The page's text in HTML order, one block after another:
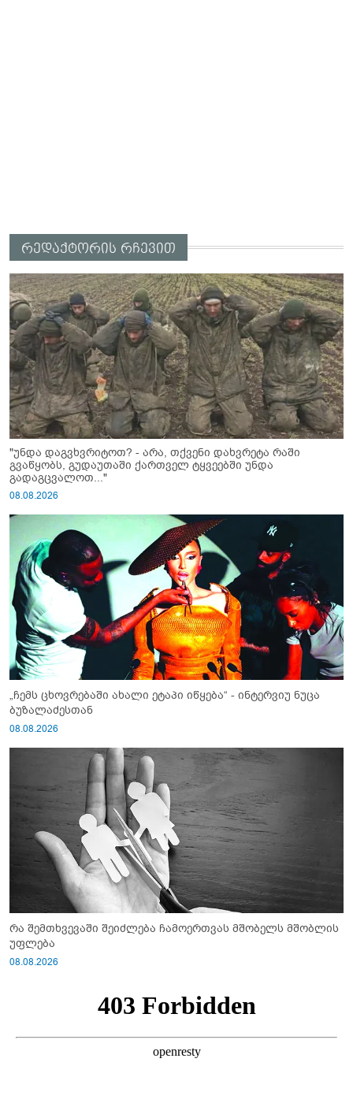
რედაქტორის რჩევით
"უნდა დაგვხვრიტოთ? - არა, თქვენი დახვრეტა რაში
გვაწყობს, გუდაუთაში ქართველ ტყვეებში უნდა
გადაგცვალოთ..."
08.08.2026
„ჩემს ცხოვრებაში ახალი ეტაპი იწყება“ - ინტერვიუ ნუცა
ბუზალაძესთან
08.08.2026
რა შემთხვევაში შეიძლება ჩამოერთვას მშობელს მშობლის
უფლება
08.08.2026